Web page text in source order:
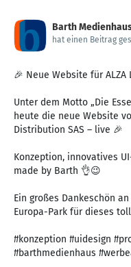
Barth
hat einen Beitrag
🎉 Neue Website für ALZA
Unter dem Motto „Die
heute die neue Website
Distribution SAS – live 🎉
Konzeption, innovatives
made by Barth 👌😉
Ein großes Dankeschön
Europa-Park für dieses
#konzeption #uidesign
#barthmedienhaus